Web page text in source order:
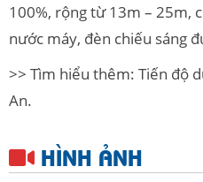
100%, rộng từ 13m – 25m,
nước máy, đèn chiếu sáng
>> Tìm hiểu thêm: Tiến độ
An.
HÌNH ẢNH